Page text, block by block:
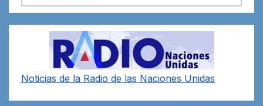
Noticias de la Radio de las Naciones Unidas